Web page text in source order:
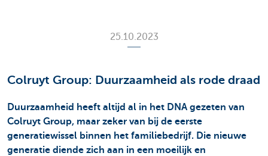
25.10.2023
Colruyt Group: Duurzaamheid als rode draad
Duurzaamheid heeft altijd al in het DNA gezeten van
Colruyt Group, maar zeker van bij de eerste
generatiewissel binnen het familiebedrijf. Die nieuwe
generatie diende zich aan in een moeilijk en